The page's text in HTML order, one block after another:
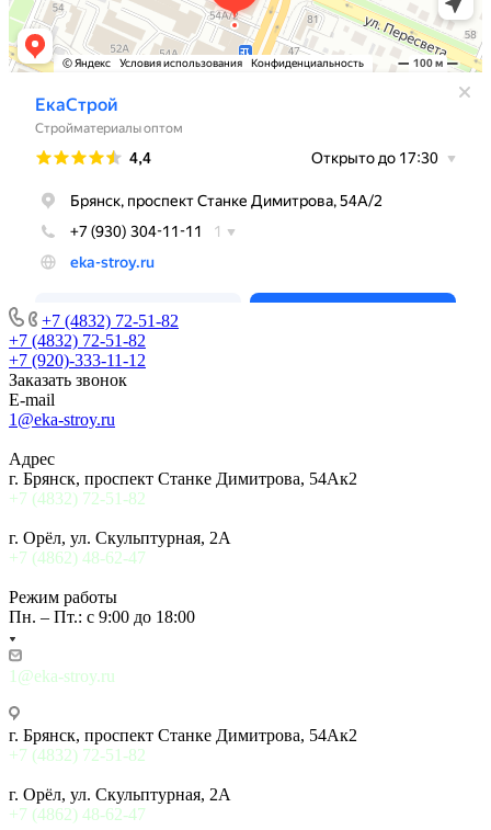
+7 (4832) 72-51-82
+7 (4832) 72-51-82
+7 (920)-333-11-12
Заказать звонок
E-mail
1@eka-stroy.ru
Адрес
г. Брянск, проспект Станке Димитрова, 54Ак2
+7 (4832) 72-51-82
г. Орёл, ул. Скульптурная, 2А
+7 (4862) 48-62-47
Режим работы
Пн. – Пт.: с 9:00 до 18:00
1@eka-stroy.ru
г. Брянск, проспект Станке Димитрова, 54Ак2
+7 (4832) 72-51-82
г. Орёл, ул. Скульптурная, 2А
+7 (4862) 48-62-47